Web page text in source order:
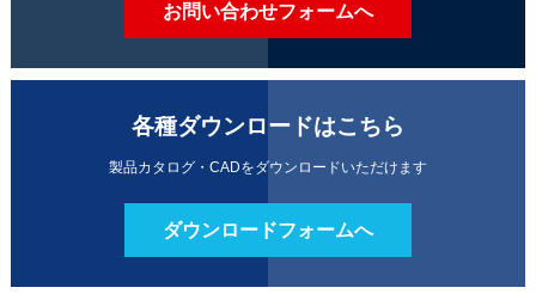
お問い合わせフォームへ
各種ダウンロードはこちら
製品カタログ・CADをダウンロードいただけます
ダウンロードフォームへ